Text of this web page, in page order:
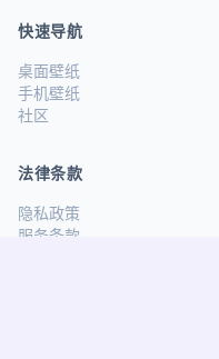
快速导航
桌面壁纸
手机壁纸
社区
法律条款
隐私政策
服务条款